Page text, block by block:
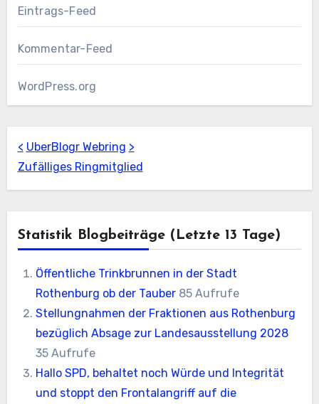
Eintrags-Feed
Kommentar-Feed
WordPress.org
< UberBlogr Webring >
Zufälliges Ringmitglied
Statistik Blogbeiträge (letzte 13 Tage)
Öffentliche Trinkbrunnen in der Stadt
Rothenburg ob der Tauber 85 Aufrufe
Stellungnahmen der Fraktionen aus Rothenburg
bezüglich Absage zur Landesausstellung 2028
35 Aufrufe
Hallo SPD, behaltet noch Würde und Integrität
und stoppt den Frontalangriff auf die